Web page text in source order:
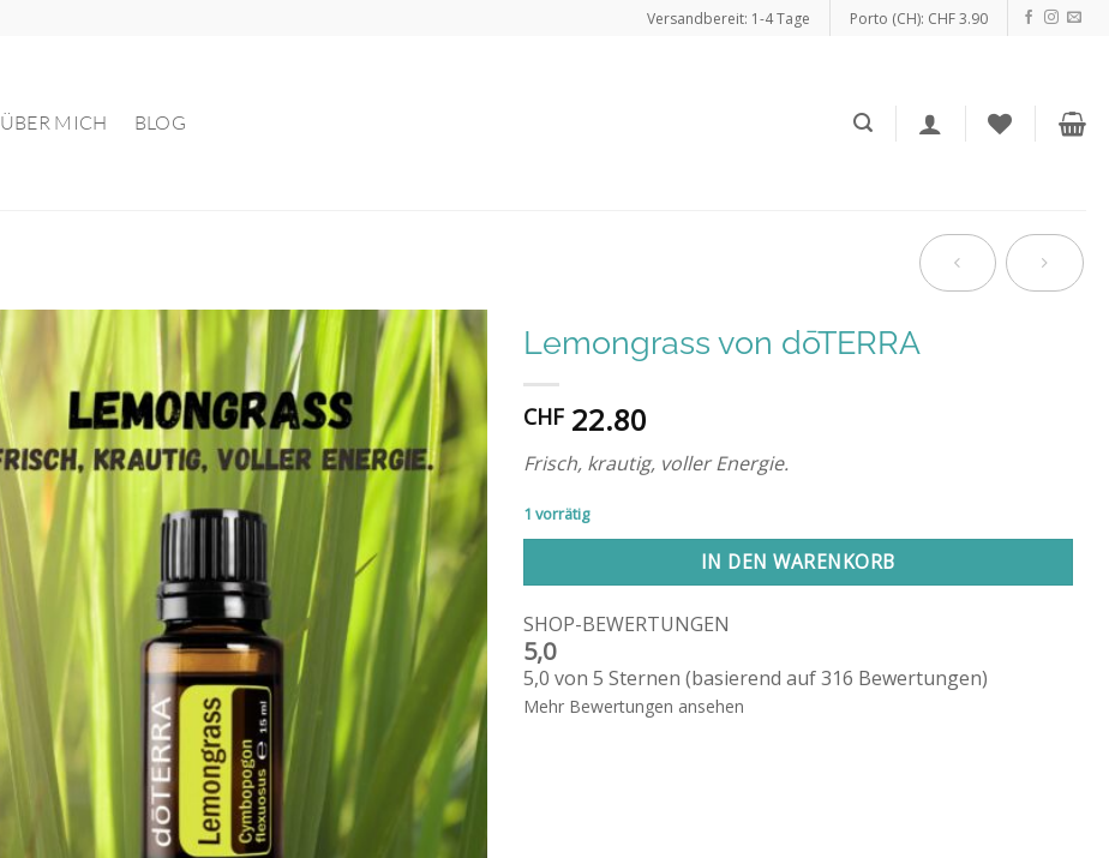
Versandbereit: 1-4 Tage Porto (CH): CHF 3.90
ÜBER MICH BLOG
Auf die
Wunschliste
Lemongrass von dōTERRA
CHF22.80
Frisch, krautig, voller Energie.
1 vorrätig
IN DEN WARENKORB
SHOP-BEWERTUNGEN
5,0
5,0 von 5 Sternen (basierend auf 316 Bewertungen)
Mehr Bewertungen ansehen